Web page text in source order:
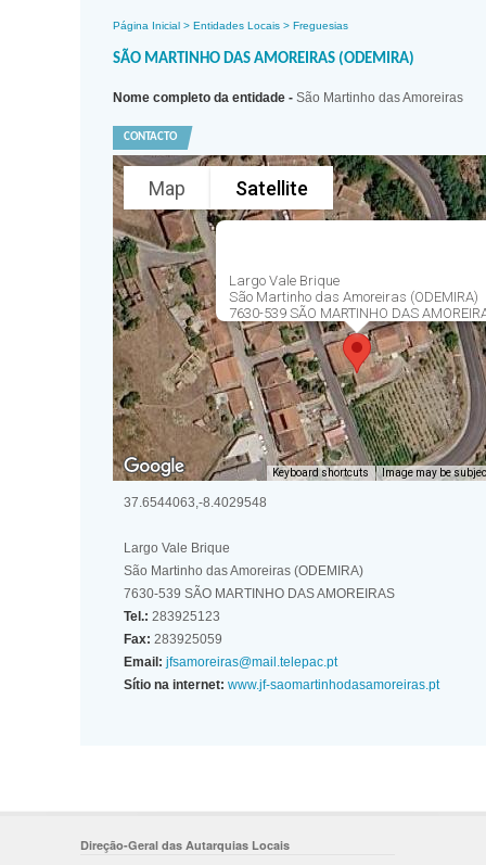
Página Inicial > Entidades Locais > Freguesias
SÃO MARTINHO DAS AMOREIRAS (ODEMIRA)
Nome completo da entidade - São Martinho das Amoreiras
CONTACTO
Largo Vale Brique
São Martinho das Amoreiras (ODEMIRA)
7630-539 SÃO MARTINHO DAS
Map Satellite
Keyboard shortcuts Image may be
37.6544063,-8.4029548
Largo Vale Brique
São Martinho das Amoreiras (ODEMIRA)
7630-539 SÃO MARTINHO DAS AMOREIRAS
Tel.: 283925123
Fax: 283925059
Email: jfsamoreiras@mail.telepac.pt
Sítio na internet: www.jf-saomartinhodasamoreiras.pt
Direção-Geral das Autarquias Locais